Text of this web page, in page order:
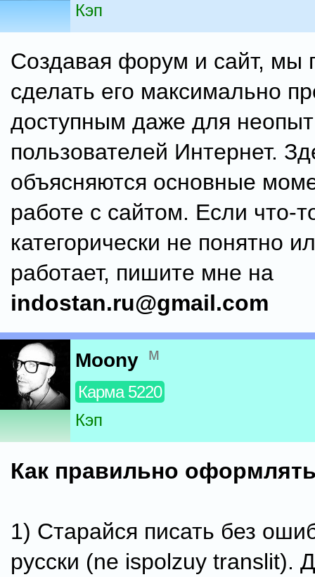
Кэп
Создавая форум и сайт, мы
сделать его максимально
доступным даже для
пользователей Интернет.
объясняются основные
работе с сайтом. Если что-
категорически не понятно
работает, пишите мне на
indostan.ru@gmail.com
Moony м
Карма 5220
Кэп
Как правильно
1) Старайся писать без
русски (ne ispolzuy translit).